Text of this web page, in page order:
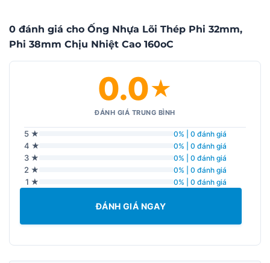
0 đánh giá cho Ống Nhựa Lõi Thép Phi 32mm,
Phi 38mm Chịu Nhiệt Cao 160oC
0.0★
ĐÁNH GIÁ TRUNG BÌNH
5 ★ 0% | 0 đánh giá
4 ★ 0% | 0 đánh giá
3 ★ 0% | 0 đánh giá
2 ★ 0% | 0 đánh giá
1 ★ 0% | 0 đánh giá
ĐÁNH GIÁ NGAY